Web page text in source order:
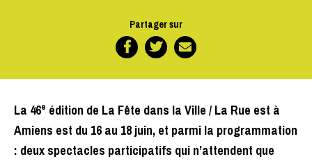
Partager sur
La 46e édition de La Fête dans la Ville / La Rue est à
Amiens est du 16 au 18 juin, et parmi la programmation
: deux spectacles participatifs qui n’attendent que